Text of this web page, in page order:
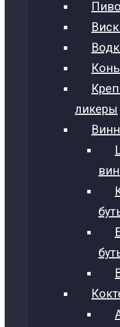
Пиво
ликеры